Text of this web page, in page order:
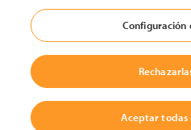
España
volver
© 2002-2026 Crown
|Política de
Configuración
Aceptar todas